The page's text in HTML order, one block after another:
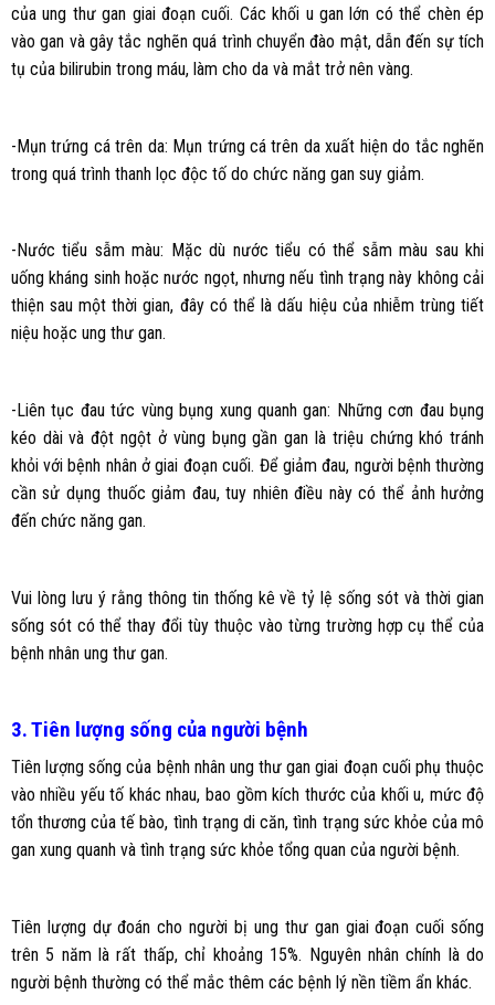
của ung thư gan giai đoạn cuối. Các khối u gan lớn có thể chèn ép
vào gan và gây tắc nghẽn quá trình chuyển đào mật, dẫn đến sự tích
tụ của bilirubin trong máu, làm cho da và mắt trở nên vàng.
-Mụn trứng cá trên da: Mụn trứng cá trên da xuất hiện do tắc nghẽn
trong quá trình thanh lọc độc tố do chức năng gan suy giảm.
-Nước tiểu sẫm màu: Mặc dù nước tiểu có thể sẫm màu sau khi
uống kháng sinh hoặc nước ngọt, nhưng nếu tình trạng này không cải
thiện sau một thời gian, đây có thể là dấu hiệu của nhiễm trùng tiết
niệu hoặc ung thư gan.
-Liên tục đau tức vùng bụng xung quanh gan: Những cơn đau bụng
kéo dài và đột ngột ở vùng bụng gần gan là triệu chứng khó tránh
khỏi với bệnh nhân ở giai đoạn cuối. Để giảm đau, người bệnh thường
cần sử dụng thuốc giảm đau, tuy nhiên điều này có thể ảnh hưởng
đến chức năng gan.
Vui lòng lưu ý rằng thông tin thống kê về tỷ lệ sống sót và thời gian
sống sót có thể thay đổi tùy thuộc vào từng trường hợp cụ thể của
bệnh nhân ung thư gan.
3. Tiên lượng sống của người bệnh
Tiên lượng sống của bệnh nhân ung thư gan giai đoạn cuối phụ thuộc
vào nhiều yếu tố khác nhau, bao gồm kích thước của khối u, mức độ
tổn thương của tế bào, tình trạng di căn, tình trạng sức khỏe của mô
gan xung quanh và tình trạng sức khỏe tổng quan của người bệnh.
Tiên lượng dự đoán cho người bị ung thư gan giai đoạn cuối sống
trên 5 năm là rất thấp, chỉ khoảng 15%. Nguyên nhân chính là do
người bệnh thường có thể mắc thêm các bệnh lý nền tiềm ẩn khác.